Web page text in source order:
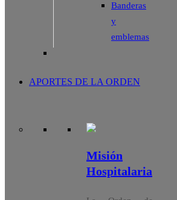
Banderas
y
emblemas
APORTES DE LA ORDEN
Misión
Hospitalaria